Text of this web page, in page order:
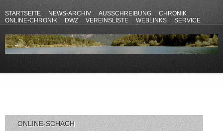
STARTSEITE NEWS-ARCHIV AUSSCHREIBUNG
CHRONIK
ONLINE-CHRONIK
DWZ VEREINSLISTE WEBLINKS
SERVICE
ONLINE-SCHACH